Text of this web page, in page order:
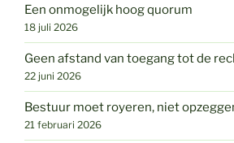
Een onmogelijk hoog quorum
18 juli 2026
Geen afstand van toegang tot de
22 juni 2026
Bestuur moet royeren, niet
21 februari 2026